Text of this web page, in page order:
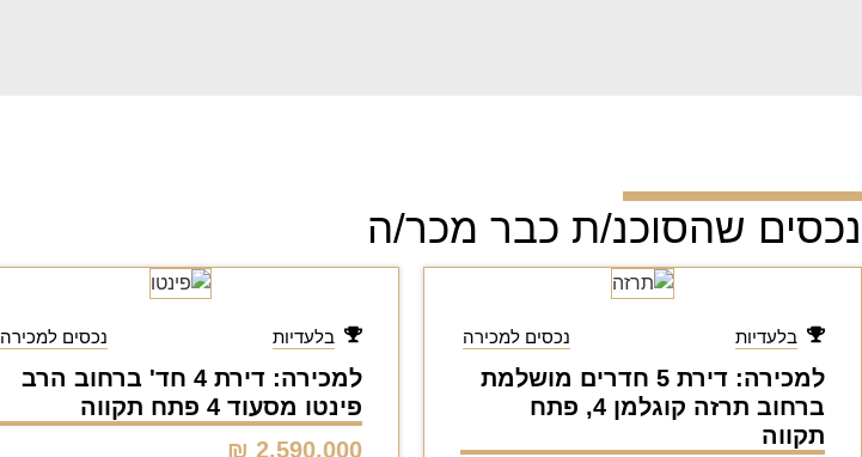
נכסים שהסוכנ/ת כבר מכר/ה
בלעדיות נכסים למכירה
למכירה: דירת 5 חדרים מושלמת
ברחוב תרזה קוגלמן 4, פתח
תקווה
בלעדיות נכסים למכירה
למכירה: דירת 4 חד' ברחוב הרב
פינטו מסעוד 4 פתח תקווה
2,590,000 ₪